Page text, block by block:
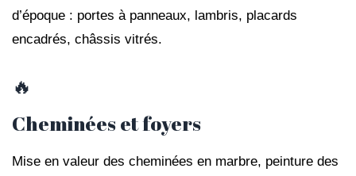
d’époque : portes à panneaux, lambris, placards
encadrés, châssis vitrés.
🔥
Cheminées et foyers
Mise en valeur des cheminées en marbre, peinture des